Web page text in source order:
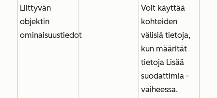
Liittyvän
objektin
ominaisuustiedot
Voit käyttää
kohteiden
välisiä tietoja,
kun määrität
tietoja Lisää
suodattimia -
vaiheessa.